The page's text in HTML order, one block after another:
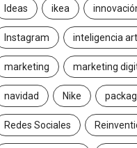
Ideas ikea
Instagram inteligencia
marketing marketing
navidad Nike
Redes Sociales